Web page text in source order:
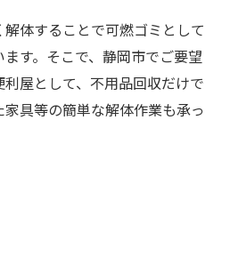
体することで可燃ゴミとして
す。そこで、静岡市でご要望
屋として、不用品回収だけで
具等の簡単な解体作業も承っ